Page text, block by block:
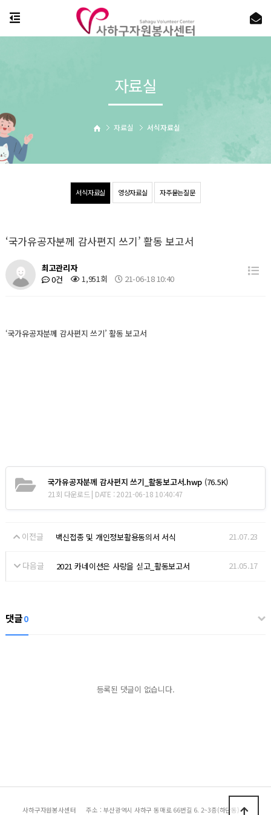
서식자료실 영상자료실 자주묻는질문
자료실 서식자료실
자료실
‘국가유공자분께 감사편지 쓰기’ 활동 보고서
최고관리자
0건
1,951회 21-06-18 10:40
‘국가유공자분께 감사편지 쓰기’ 활동 보고서
국가유공자분께 감사편지 쓰기_활동보고서.hwp (76.5K)
21회 다운로드 | DATE : 2021-06-18 10:40:47
이전글 백신접종 및 개인정보활용동의서 서식 21.07.23
다음글 2021 카네이션은 사랑을 싣고_활동보고서 21.05.17
댓글0
등록된 댓글이 없습니다.
사하구자원봉사센터
주소 : 부산광역시 사하구 동매로 66번길 6. 2~3층(하단동)